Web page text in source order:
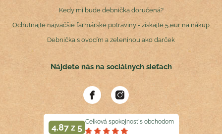
Kedy mi bude debnička doručená?
Ochutnajte najväčšie farmárske potraviny - získajte 5 eur na nákup
Debnička s ovocím a zeleninou ako darček
Nájdete nás na sociálnych sieťach
4.87 z 5
Celková spokojnosť s obchodom